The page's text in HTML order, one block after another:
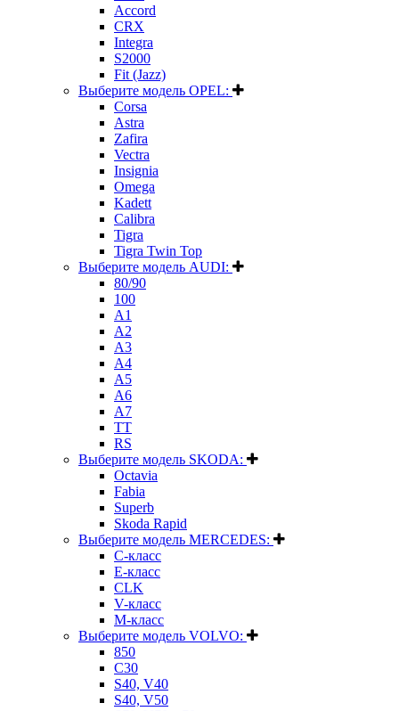
Accord
CRX
Integra
S2000
Fit (Jazz)
Выберите модель OPEL:
Corsa
Astra
Zafira
Vectra
Insignia
Omega
Kadett
Calibra
Tigra
Tigra Twin Top
Выберите модель AUDI:
80/90
100
A1
A2
A3
A4
A5
A6
A7
TT
RS
Выберите модель SKODA:
Octavia
Fabia
Superb
Skoda Rapid
Выберите модель MERCEDES:
C-класс
E-класс
CLK
V-класс
M-класс
Выберите модель VOLVO:
850
C30
S40, V40
S40, V50